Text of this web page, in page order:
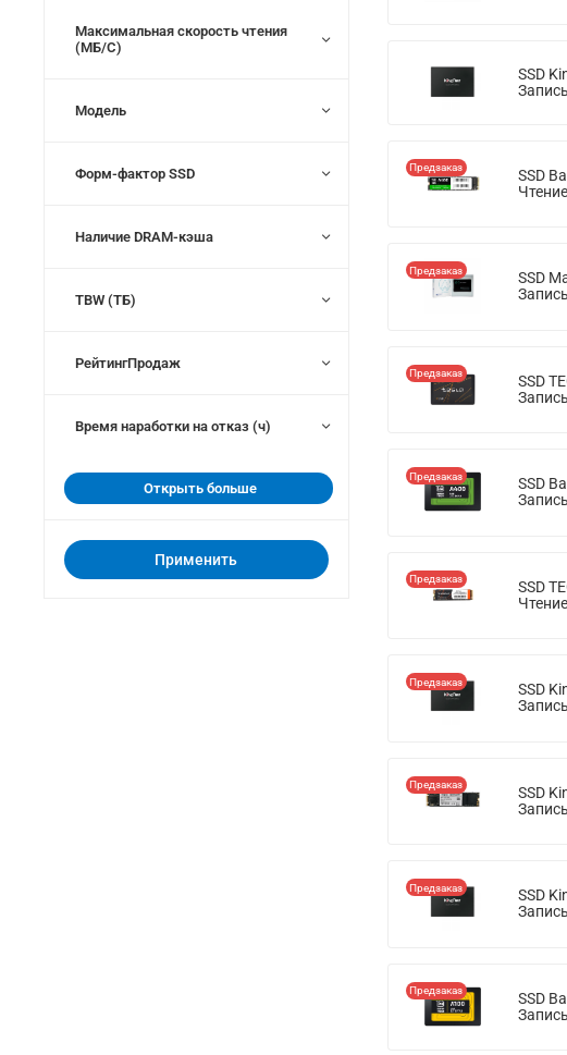
SSD
Предзаказ
SSD
Предзаказ
SSD
Предзаказ
SSD
Предзаказ
SSD
Предзаказ
SSD
Предзаказ
SSD
Предзаказ
SSD
Предзаказ
SSD
Предзаказ
SSD
Открыть больше
Максимальная скорость чтения
(МБ/С)
Модель
Форм-фактор SSD
Наличие DRAM-кэша
TBW (ТБ)
РейтингПродаж
Время наработки на отказ (ч)
Применить